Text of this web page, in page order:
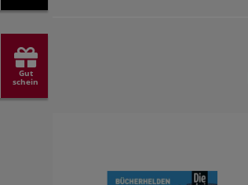
Gut
schein